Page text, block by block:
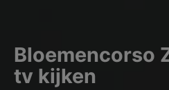
Bloemencorso
tv kijken